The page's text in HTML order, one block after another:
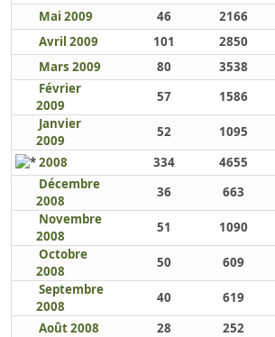
Mai 2009
46 2166
Avril 2009
101 2850
Mars 2009
80 3538
Février
2009
57 1586
Janvier
2009
52 1095
2008
334 4655
Décembre
2008
36 663
Novembre
2008
51 1090
Octobre
2008
50 609
Septembre
2008
40 619
Août 2008
28 252